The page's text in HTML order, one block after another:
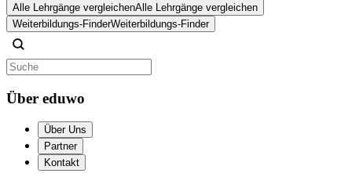
Alle Lehrgänge vergleichenAlle Lehrgänge vergleichen
Weiterbildungs-FinderWeiterbildungs-Finder
Über eduwo
Über Uns
Partner
Kontakt